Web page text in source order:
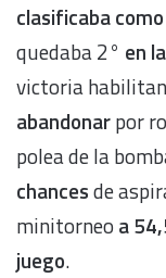
clasificaba
quedaba 2° en
victoria
abandonarpor
polea de la
chancesde
minitorneo a
juego.